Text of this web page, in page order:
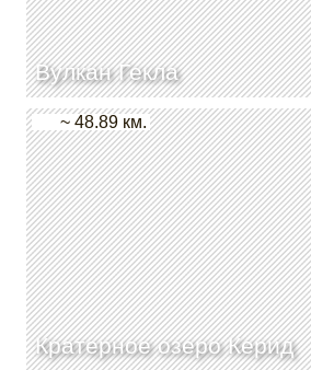
Вулкан Гекла
Кратерное озеро Керид
~ 48.89 км.